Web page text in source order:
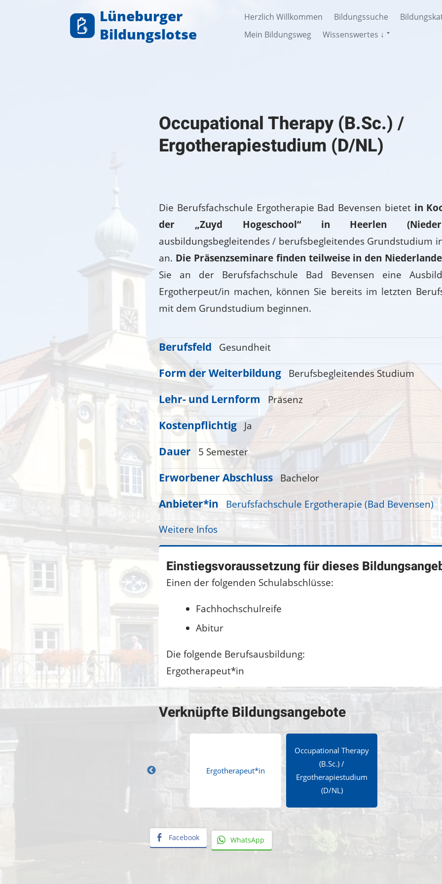
Lüneburger
Bildungslotse
Herzlich Willkommen Bildungssuche
Mein Bildungsweg
Wissenswertes ↓
Occupational Therapy (B.Sc.) /
Ergotherapiestudium (D/NL)
Die Berufsfachschule Ergotherapie Bad Bevensen bietet in
der „Zuyd Hogeschool“ in Heerlen
ausbildungsbegleitendes / berufsbegleitendes Grundstudium
an. Die Präsenzseminare finden teilweise in den
Sie an der Berufsfachschule Bad Bevensen eine
Ergotherpeut/in machen, können Sie bereits im letzten
mit dem Grundstudium beginnen.
Berufsfeld Gesundheit
Form der Weiterbildung Berufsbegleitendes Studium
Lehr- und Lernform Präsenz
Kostenpflichtig Ja
Dauer 5 Semester
Erworbener Abschluss Bachelor
Anbieter*in
Berufsfachschule Ergotherapie (Bad Bevensen)
Weitere Infos
Einstiegsvoraussetzung für dieses
Einen der folgenden Schulabschlüsse:
Fachhochschulreife
Abitur
Die folgende Berufsausbildung:
Ergotherapeut*in
Verknüpfte Bildungsangebote
Ergotherapeut*in
Occupational Therapy
(B.Sc.) /
Ergotherapiestudium
(D/NL)
Facebook WhatsApp